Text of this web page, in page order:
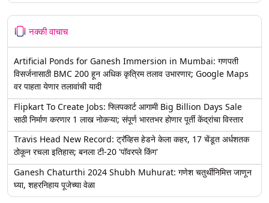
नक्की वाचाच
Artificial Ponds for Ganesh Immersion in Mumbai: गणपती
विसर्जनासाठी BMC 200 हून अधिक कृत्रिम तलाव उभारणार; Google Maps
वर पाहता येणार तलावांची यादी
Flipkart To Create Jobs: फ्लिपकार्ट आगामी Big Billion Days Sale
साठी निर्माण करणार 1 लाख नोकऱ्या; संपूर्ण भारतभर होणार पूर्ती केंद्रांचा विस्तार
Travis Head New Record: ट्रॅव्हिस हेडने केला कहर, 17 चेंडूत अर्धशतक
ठोकून रचला इतिहास; बनला टी-20 'पॉवरप्ले किंग'
Ganesh Chaturthi 2024 Shubh Muhurat: गणेश चतुर्थीनिमित्त जाणून
घ्या, शहरनिहाय पूजेच्या वेळा